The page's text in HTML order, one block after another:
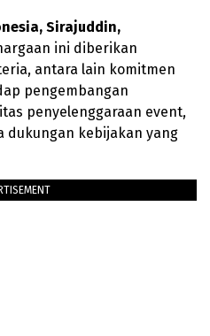
Sirajuddin,
ini diberikan
antara lain komitmen
pengembangan
penyelenggaraan event,
dukungan kebijakan yang